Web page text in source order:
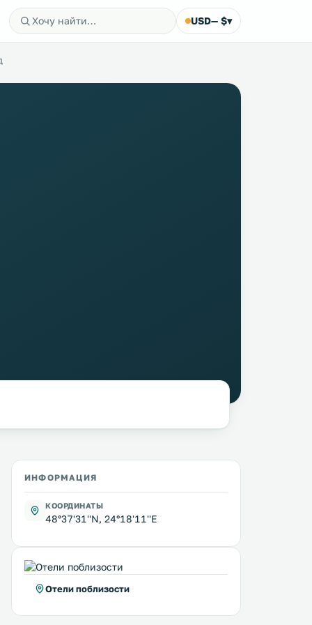
USD— $▾
ИНФОРМАЦИЯ
КООРДИНАТЫ
48°37'31''N, 24°18'11''E
Отели поблизости